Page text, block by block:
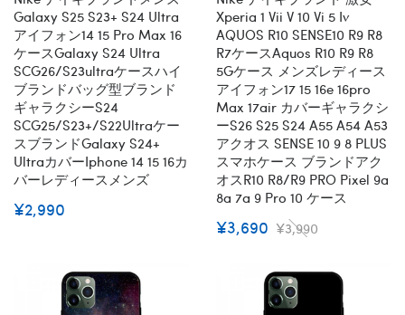
Galaxy S25 S23+ S24 Ultra
アイフォン14 15 Pro Max 16
ケースGalaxy S24 Ultra
SCG26/s23ultraケースハイ
ブランドバッグ型ブランド
ギャラクシーs24
SCG25/S23+/S22Ultraケー
スブランドgalaxy S24+
Ultraカバーiphone 14 15 16カ
バーレディースメンズ
¥2,990
Xperia 1 Vii V 10 Vi 5 Iv
AQUOS R10 SENSE10 R9 R8
R7ケースaquos R10 R9 R8
5Gケース メンズレディース
アイフォン17 15 16e 16pro
Max 17air カバーギャラクシ
ーs26 S25 S24 A55 A54 A53
アクオス SENSE 10 9 8 PLUS
スマホケース ブランドアク
オスR10 R8/R9 PRO Pixel 9a
8a 7a 9 Pro 10 ケース
¥3,690 ¥3,990